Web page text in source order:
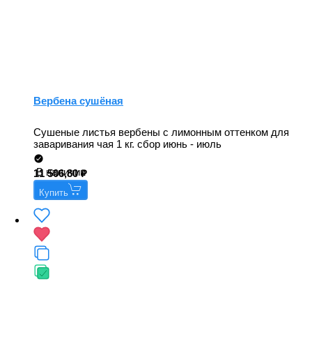
Вербена сушёная
Сушеные листья вербены с лимонным оттенком для
заваривания чая 1 кг. сбор июнь - июль
В наличии
11 506,80
Купить